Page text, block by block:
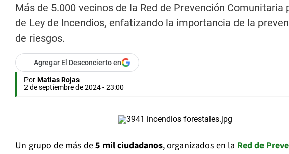
Más de 5.000 vecinos de la Red de Prevención
de Ley de Incendios, enfatizando la importancia de la
de riesgos.
Agregar El Desconcierto en
Por Matias Rojas
2 de septiembre de 2024 - 23:00
Un grupo de más de5 mil ciudadanos, organizados en la Red de